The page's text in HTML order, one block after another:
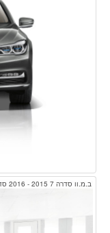
ב.מ.וו סדרה 7 2015 - 2016 סדאן - שנהב לבן - מבט מהצד